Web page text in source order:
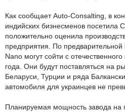
Как сообщает Auto-Consalting, в
индийских бизнесменов посетила
положительно оценила
предприятия. По
Nano могут сойти с
года. Они будут поставляться на
Беларуси, Турции и ряда
автомобиля для украинцев не
Планируемая мощность завода на